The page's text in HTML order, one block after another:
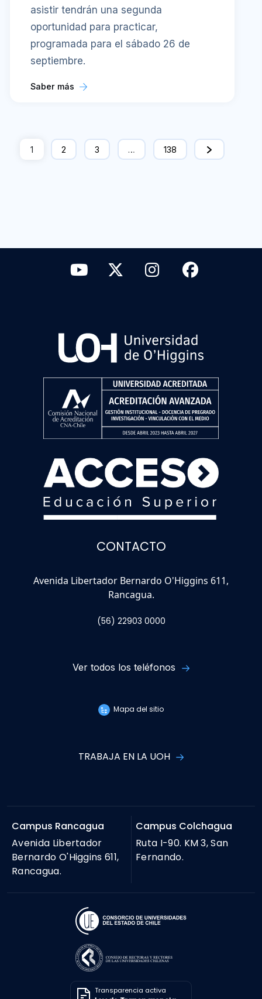
asistir tendrán una segunda
oportunidad para practicar,
programada para el sábado 26 de
septiembre.
Saber más
1 2 3 … 138
CONTACTO
Avenida Libertador Bernardo O'Higgins 611,
Rancagua.
(56) 22903 0000
Ver todos los teléfonos
Mapa del sitio
TRABAJA EN LA UOH
Campus Rancagua
Avenida Libertador
Bernardo O'Higgins 611,
Rancagua.
Campus Colchagua
Ruta I-90. KM 3, San
Fernando.
Transparencia activa